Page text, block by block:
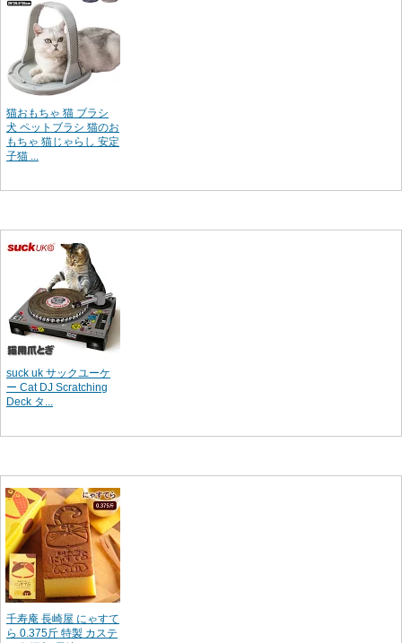
猫おもちゃ 猫 ブラシ
犬 ペットブラシ 猫のお
もちゃ 猫じゃらし 安定
子猫 ...
suck uk サックユーケ
ー Cat DJ Scratching
Deck タ...
千寿庵 長崎屋 にゃすて
ら 0.375斤 特製 カステ